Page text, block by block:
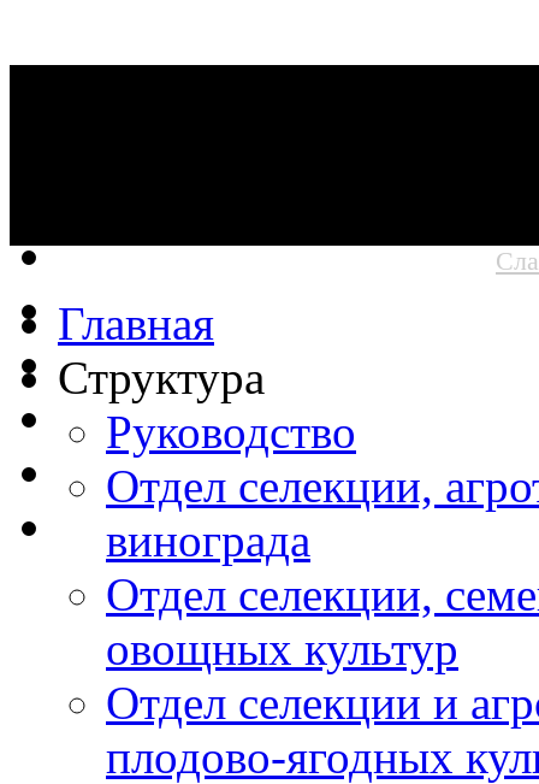
Главная
Структура
Руководство
Отдел селекции,
винограда
Отдел селекции,
овощных культур
Отдел селекции и
плодово-ягодных